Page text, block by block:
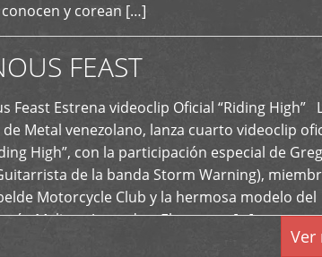
y corean […]
FEAST
Feast Estrena videoclip Oficial “Riding High”
Metal venezolano, lanza cuarto videoclip
High”, con la participación especial de Greg
de la banda Storm Warning),
Motorcycle Club y la hermosa modelo del
Melissa Acevedo. El potente […]
Ver